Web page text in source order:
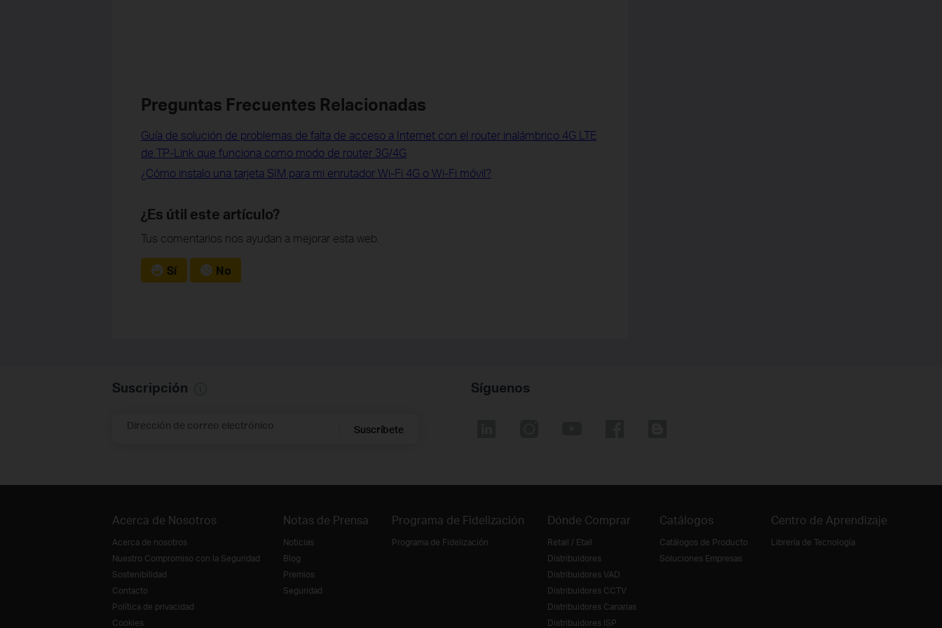
Preguntas Frecuentes Relacionadas
Guía de solución de problemas de falta de acceso a Internet con el router inalámbrico 4G LTE
de TP-Link que funciona como modo de router 3G/4G
¿Cómo instalo una tarjeta SIM para mi enrutador Wi-Fi 4G o Wi-Fi móvil?
¿Es útil este artículo?
Tus comentarios nos ayudan a mejorar esta web.
Sí No
Suscripción
Dirección de correo electrónico Suscríbete
Síguenos
Acerca de Nosotros
Acerca de nosotros
Nuestro Compromiso con la Seguridad
Sostenibilidad
Contacto
Política de privacidad
Cookies
Notas de Prensa
Noticias
Blog
Premios
Seguridad
Programa de Fidelización
Programa de Fidelización
Dónde Comprar
Retail / Etail
Distribuidores
Distribuidores VAD
Distribuidores CCTV
Distribuidores Canarias
Distribuidores ISP
Catálogos
Catálogos de Producto
Soluciones Empresas
Centro de Aprendizaje
Librería de Tecnología